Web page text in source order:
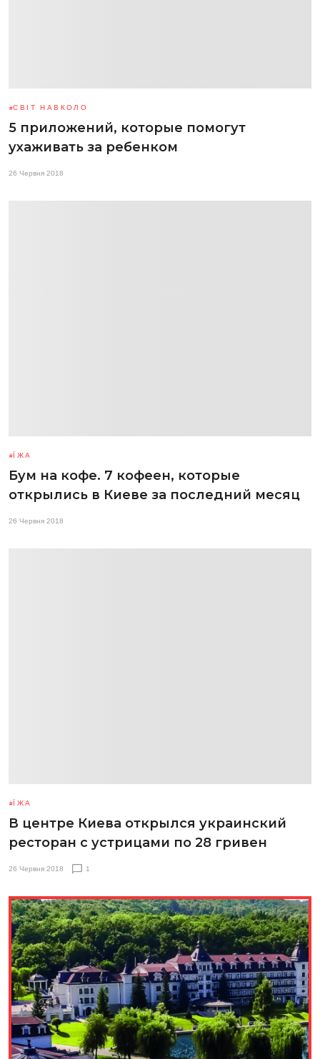
СВІТ НАВКОЛО
5 приложений, которые помогут
ухаживать за ребенком
26 Червня 2018
ЇЖА
Бум на кофе. 7 кофеен, которые
открылись в Киеве за последний месяц
26 Червня 2018
ЇЖА
В центре Киева открылся украинский
ресторан с устрицами по 28 гривен
26 Червня 2018 1